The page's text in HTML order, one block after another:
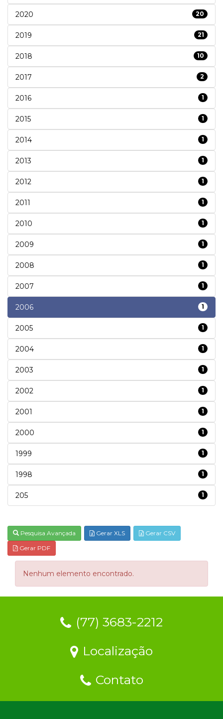
2020 20
2019 21
2018 10
2017 2
2016 1
2015 1
2014 1
2013 1
2012 1
2011 1
2010 1
2009 1
2008 1
2007 1
2006 1
2005 1
2004 1
2003 1
2002 1
2001 1
2000 1
1999 1
1998 1
205 1
Pesquisa Avançada Gerar XLS
Gerar CSV
Gerar PDF
Nenhum elemento encontrado.
(77) 3683-2212
Localização
Contato